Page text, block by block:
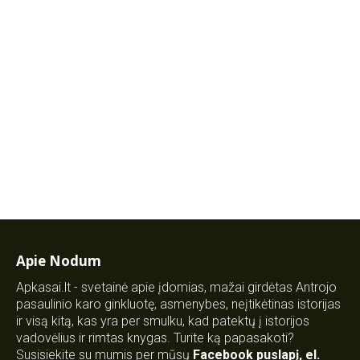
Apie Nodum
Apkasai.lt - svetainė apie įdomias, mažai girdėtas Antrojo
pasaulinio karo ginkluotę, asmenybes, neįtikėtinas istorijas
ir visą kitą, kas yra per smulku, kad patektų į istorijos
vadovėlius ir rimtas knygas. Turite ką papasakoti?
Susisiekite su mumis per mūsų Facebook puslapį, el.